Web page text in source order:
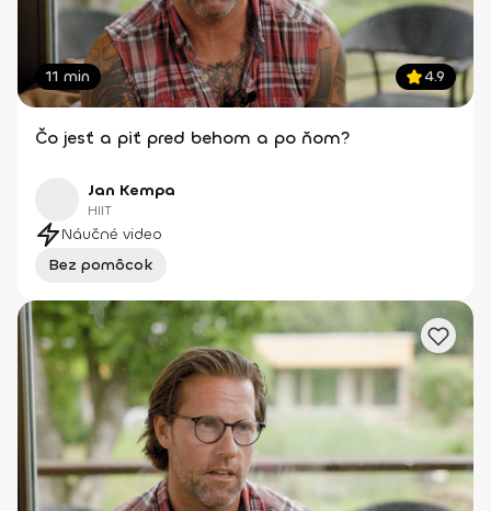
11 min 4.9
Čo jesť a piť pred behom a po ňom?
Jan Kempa
HIIT
Náučné video
Bez pomôcok